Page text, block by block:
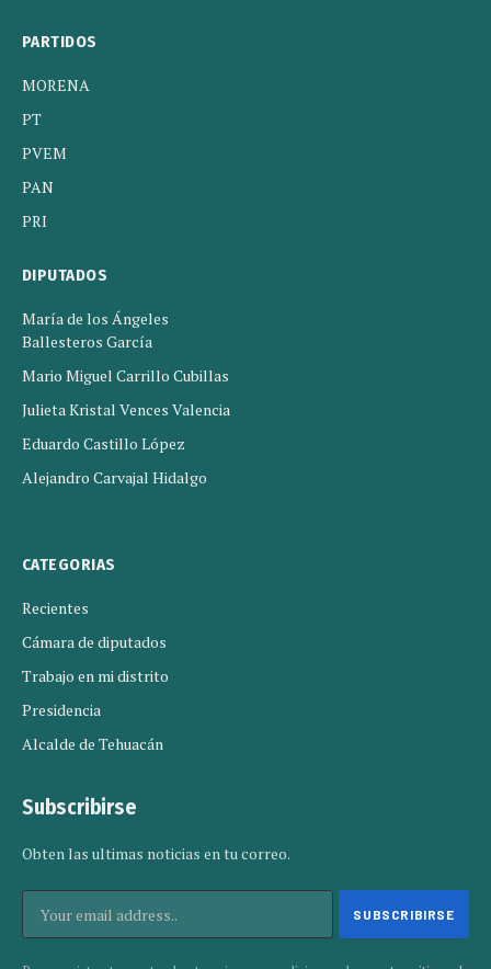
PARTIDOS
MORENA
PT
PVEM
PAN
PRI
DIPUTADOS
María de los Ángeles
Ballesteros García
Mario Miguel Carrillo Cubillas
Julieta Kristal Vences Valencia
Eduardo Castillo López
Alejandro Carvajal Hidalgo
CATEGORIAS
Recientes
Cámara de diputados
Trabajo en mi distrito
Presidencia
Alcalde de Tehuacán
Subscribirse
Obten las ultimas noticias en tu correo.